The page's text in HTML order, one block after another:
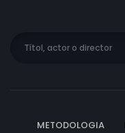
METODOLOGIA